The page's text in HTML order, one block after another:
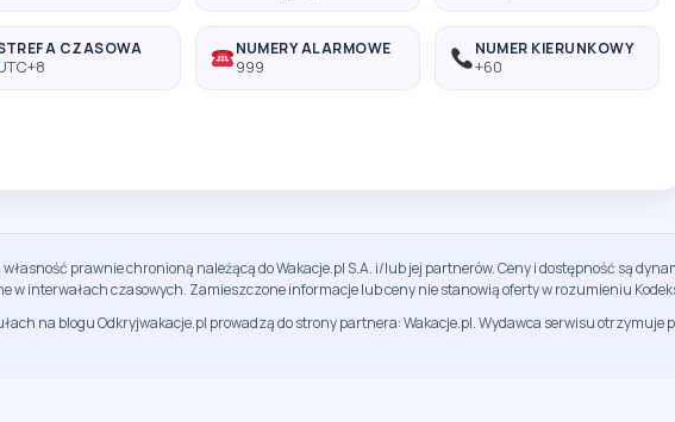
CZASOWA NUMERY ALARMOWE
999
NUMER KIERUNKOWY
+60
prawnie chronioną należącą do Wakacje.pl S.A. i/lub jej partnerów. Ceny i dostępność są
w interwałach czasowych. Zamieszczone informacje lub ceny nie stanowią oferty w rozumieniu
na blogu Odkryjwakacje.pl prowadzą do strony partnera: Wakacje.pl. Wydawca serwisu